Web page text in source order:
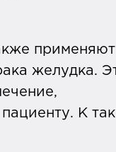
применяют
желудка.
К